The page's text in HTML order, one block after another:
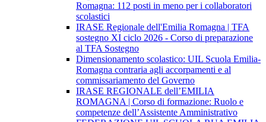
Romagna: 112 posti in meno per i collaboratori
scolastici
IRASE Regionale dell'Emilia Romagna | TFA
sostegno XI ciclo 2026 - Corso di preparazione
al TFA Sostegno
Dimensionamento scolastico: UIL Scuola Emilia-
Romagna contraria agli accorpamenti e al
commissariamento del Governo
IRASE REGIONALE dell’EMILIA
ROMAGNA | Corso di formazione: Ruolo e
competenze dell’Assistente Amministrativo